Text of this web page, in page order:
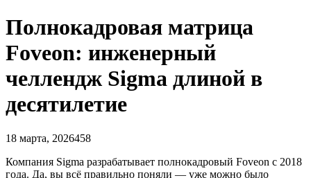
Полнокадровая матрица
Foveon: инженерный
челлендж Sigma длиной в
десятилетие
18 марта, 2026458
Компания Sigma разрабатывает полнокадровый Foveon с 2018
года. Да, вы всё правильно поняли — уже можно было